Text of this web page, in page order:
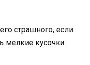
страшного, если
мелкие кусочки.